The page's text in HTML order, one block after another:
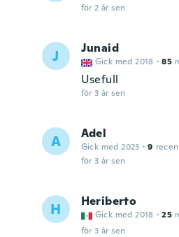
för 2 år sen
J Junaid
Gick med 2018 · 85
Usefull
för 3 år sen
A Adel
Gick med 2023 · 9
för 3 år sen
H Heriberto
Gick med 2018 · 25
för 3 år sen